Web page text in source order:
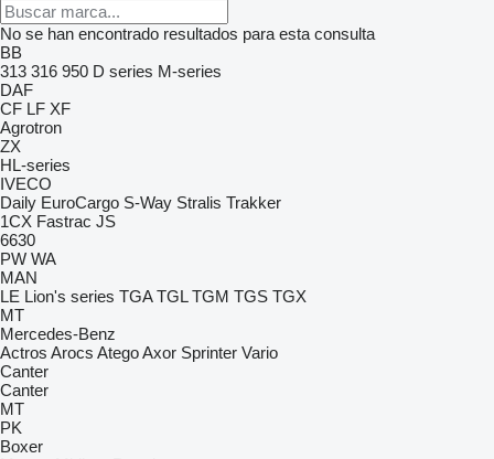
No se han encontrado resultados para esta consulta
BB
313 316 950 D series M-series
DAF
CF LF XF
Agrotron
ZX
HL-series
IVECO
Daily EuroCargo S-Way Stralis Trakker
1CX Fastrac JS
6630
PW WA
MAN
LE Lion's series TGA TGL TGM TGS TGX
MT
Mercedes-Benz
Actros Arocs AtegoAxor Sprinter Vario
Canter
Canter
MT
PK
Boxer